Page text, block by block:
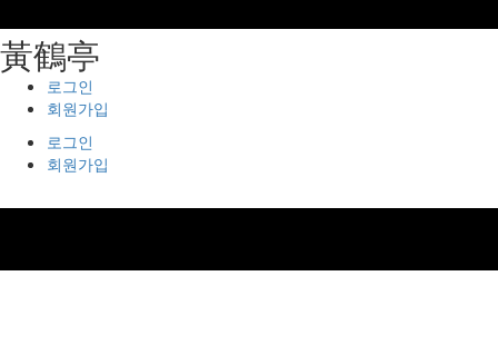
⿈鶴亭
로그인
회원가입
로그인
회원가입